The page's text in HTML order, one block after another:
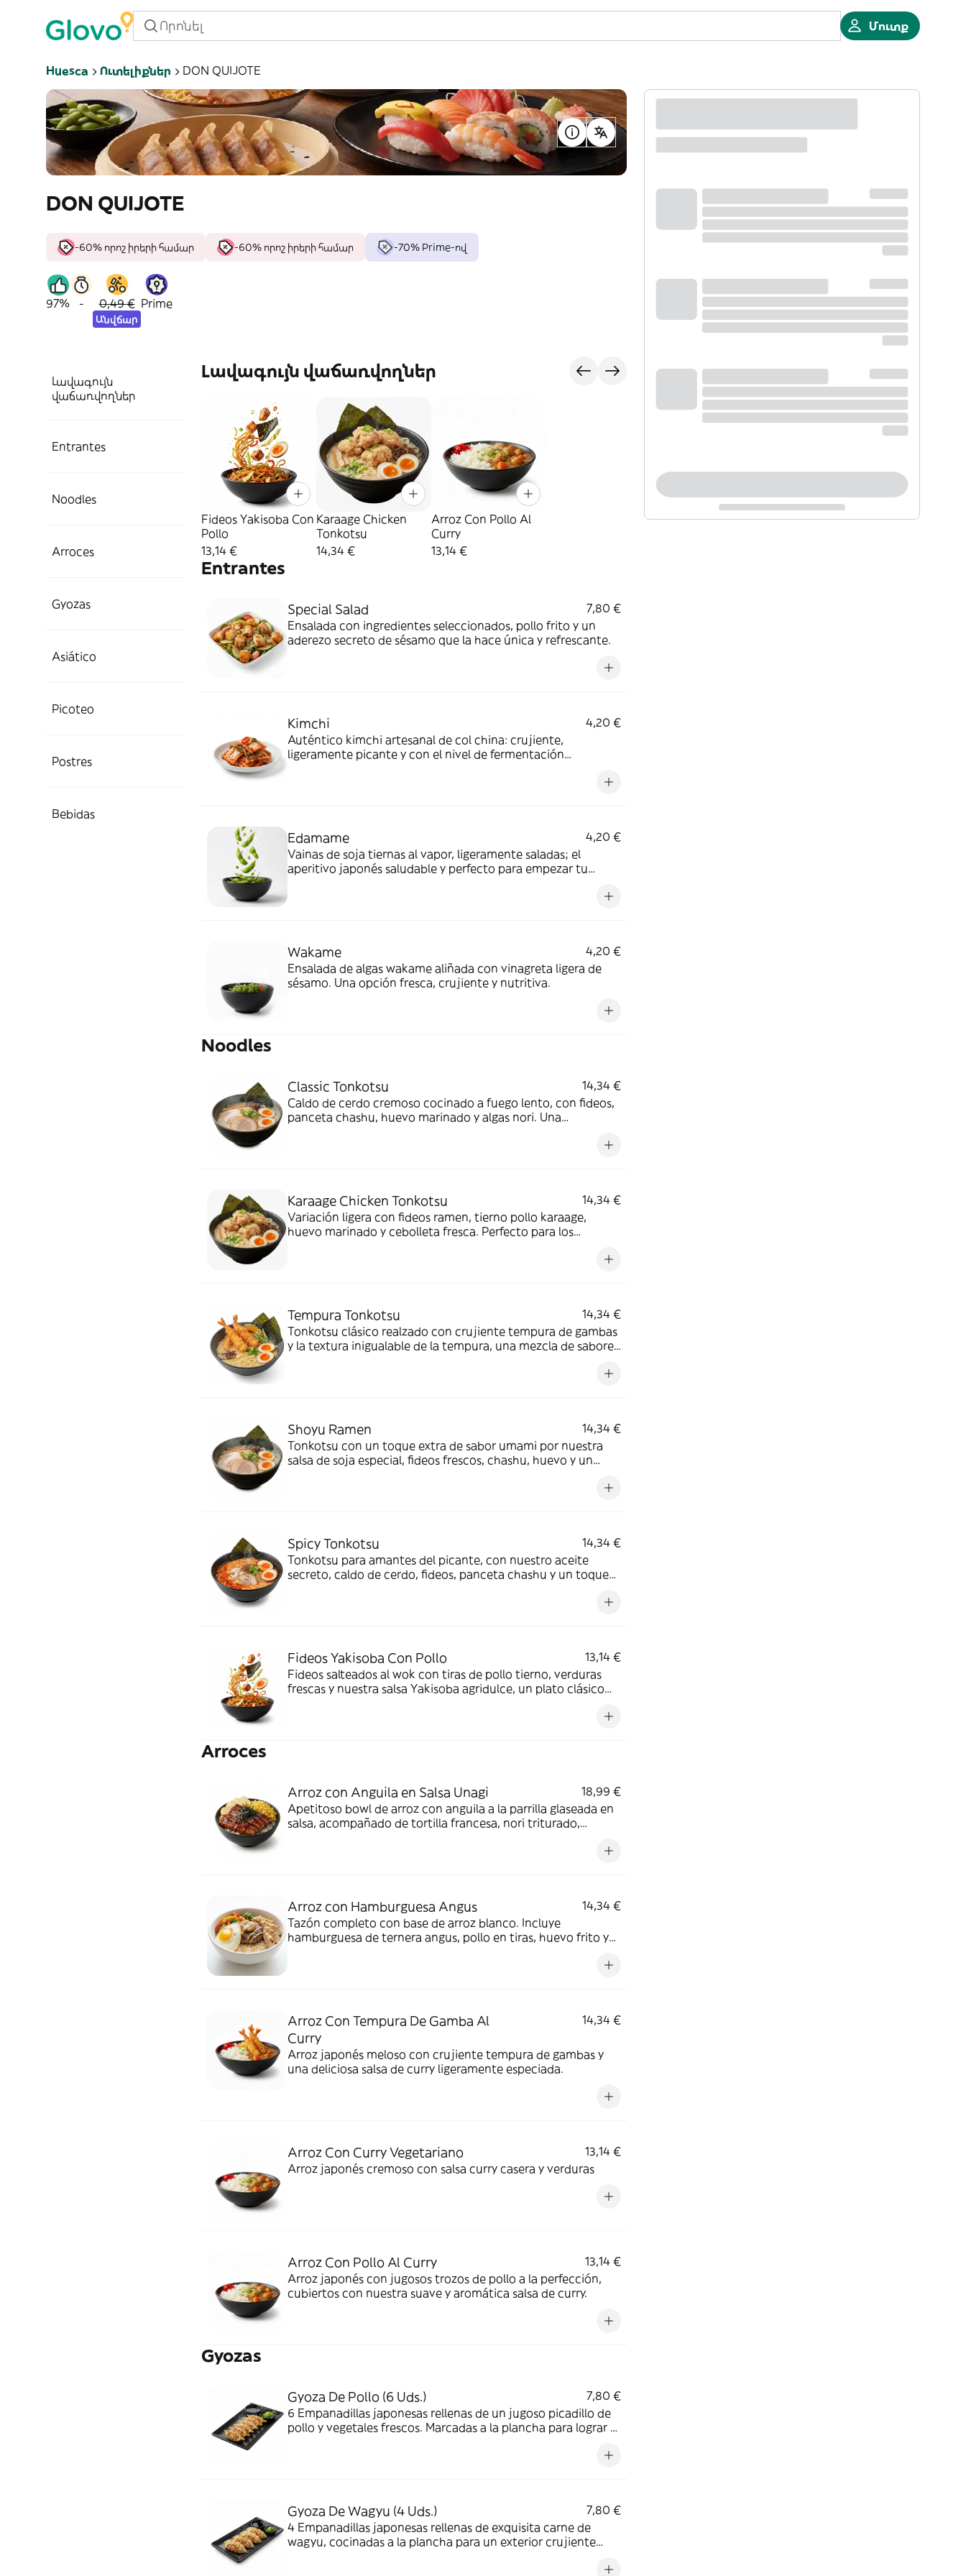
Մուտք
Huesca Ուտելիքներ DON QUIJOTE
DON QUIJOTE
-60% որոշ իրերի համար -60% որոշ իրերի համար -70% Prime-ով
97% - 0,49 €
Անվճար
Prime
Լավագույն
վաճառվողներ
Entrantes
Noodles
Arroces
Gyozas
Asiático
Picoteo
Postres
Bebidas
Լավագույն վաճառվողներ
Fideos Yakisoba Con
Pollo
13,14 €
Karaage Chicken
Tonkotsu
14,34 €
Arroz Con Pollo Al
Curry
13,14 €
Entrantes
Special Salad
7,80 €
Ensalada con ingredientes seleccionados, pollo frito y un
aderezo secreto de sésamo que la hace única y refrescante.
Kimchi
4,20 €
Auténtico kimchi artesanal de col china: crujiente,
ligeramente picante y con el nivel de fermentación
Edamame
4,20 €
Vainas de soja tiernas al vapor, ligeramente saladas; el
aperitivo japonés saludable y perfecto para empezar tu
Wakame
4,20 €
Ensalada de algas wakame aliñada con vinagreta ligera de
sésamo. Una opción fresca, crujiente y nutritiva.
Noodles
Classic Tonkotsu
14,34 €
Caldo de cerdo cremoso cocinado a fuego lento, con fideos,
panceta chashu, huevo marinado y algas nori. Una
Karaage Chicken Tonkotsu
14,34 €
Variación ligera con fideos ramen, tierno pollo karaage,
huevo marinado y cebolleta fresca. Perfecto para los
Tempura Tonkotsu
14,34 €
Tonkotsu clásico realzado con crujiente tempura de gambas
y la textura inigualable de la tempura, una mezcla de sabores
Shoyu Ramen
14,34 €
Tonkotsu con un toque extra de sabor umami por nuestra
salsa de soja especial, fideos frescos, chashu, huevo y un
Spicy Tonkotsu
14,34 €
Tonkotsu para amantes del picante, con nuestro aceite
secreto, caldo de cerdo, fideos, panceta chashu y un toque
Fideos Yakisoba Con Pollo
13,14 €
Fideos salteados al wok con tiras de pollo tierno, verduras
frescas y nuestra salsa Yakisoba agridulce, un plato clásico
Arroces
Arroz con Anguila en Salsa Unagi
18,99 €
Apetitoso bowl de arroz con anguila a la parrilla glaseada en
salsa, acompañado de tortilla francesa, nori triturado,
Arroz con Hamburguesa Angus
14,34 €
Tazón completo con base de arroz blanco. Incluye
hamburguesa de ternera angus, pollo en tiras, huevo frito y
Aderezado con mostaza de grano entero y salsa cremosa de
Arroz Con Tempura De Gamba Al
Curry
14,34 €
Arroz japonés meloso con crujiente tempura de gambas y
una deliciosa salsa de curry ligeramente especiada.
Arroz Con Curry Vegetariano
13,14 €
Arroz japonés cremoso con salsa curry casera y verduras
Arroz Con Pollo Al Curry
13,14 €
Arroz japonés con jugosos trozos de pollo a la perfección,
cubiertos con nuestra suave y aromática salsa de curry.
Gyozas
Gyoza De Pollo (6 Uds.)
7,80 €
6 Empanadillas japonesas rellenas de un jugoso picadillo de
pollo y vegetales frescos. Marcadas a la plancha para lograr el
Gyoza De Wagyu (4 Uds.)
7,80 €
4 Empanadillas japonesas rellenas de exquisita carne de
wagyu, cocinadas a la plancha para un exterior crujiente